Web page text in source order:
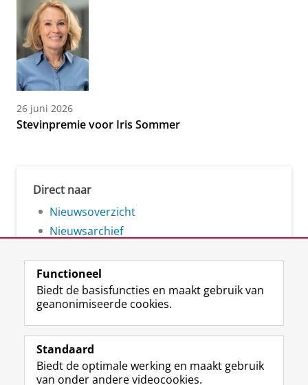
26 juni 2026
Stevinpremie voor Iris Sommer
Direct naar
Nieuwsoverzicht
Nieuwsarchief
Volg de RUG
F
a
e
L
i
k
R
S
-
I
n
t
Y
o
T
Studiekiezers
Functioneel
Biedt de basisfuncties en maakt gebruik van
geanonimiseerde cookies.
Standaard
Biedt de optimale werking en maakt gebruik
van onder andere videocookies.